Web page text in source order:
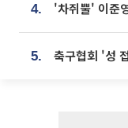
4.
5.